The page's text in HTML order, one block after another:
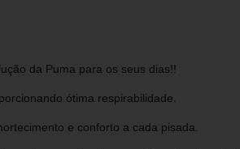
da Puma para os seus dias!!
ótima respirabilidade.
e conforto a cada pisada.